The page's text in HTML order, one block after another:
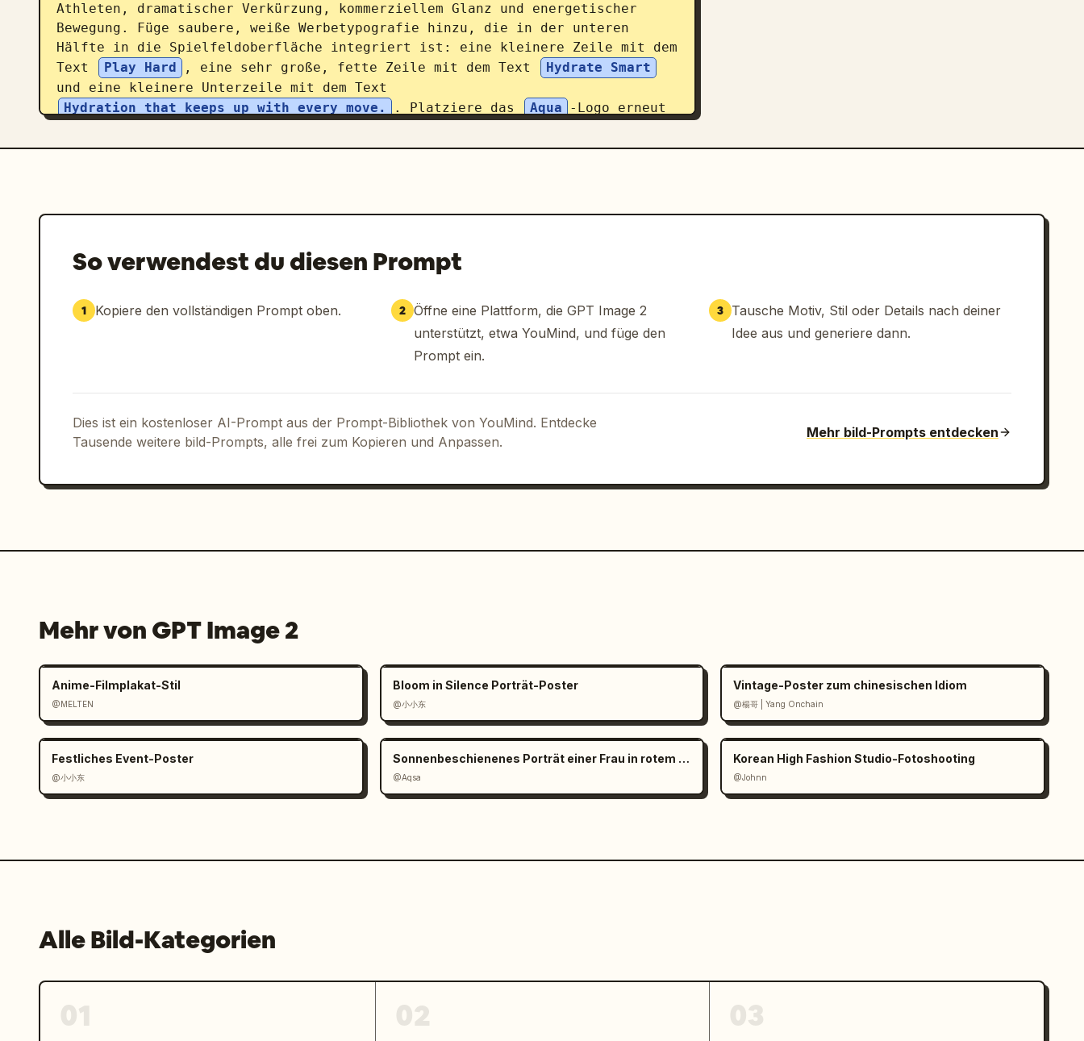
Athleten, dramatischer Verkürzung, kommerziellem Glanz und energetischer
Bewegung. Füge saubere, weiße Werbetypografie hinzu, die in der unteren
Hälfte in die Spielfeldoberfläche integriert ist: eine kleinere Zeile mit dem
Text
Play Hard , eine sehr große, fette Zeile mit dem Text
Hydrate Smart
und eine kleinere Unterzeile mit dem Text
Hydration that keeps up with every move.
. Platziere das Aqua
-Logo erneut
Text www.aqua.com .
So verwendest du diesen Prompt
1 Kopiere den vollständigen Prompt oben. 2 Öffne eine Plattform, die GPT Image 2
unterstützt, etwa YouMind, und füge den
Prompt ein.
3
Tausche Motiv, Stil oder Details nach deiner
Idee aus und generiere dann.
Dies ist ein kostenloser AI-Prompt aus der Prompt-Bibliothek von YouMind. Entdecke
Tausende weitere bild-Prompts, alle frei zum Kopieren und Anpassen.
Mehr bild-Prompts entdecken
Mehr von GPT Image 2
Anime-Filmplakat-Stil
@MELTEN
Bloom in Silence Porträt-Poster
@小小东
Vintage-Poster zum chinesischen Idiom
@楊哥 | Yang Onchain
Festliches Event-Poster
@小小东
Sonnenbeschienenes Porträt einer Frau in rotem Satin
@Aqsa
Korean High Fashion Studio-Fotoshooting
@Johnn
Alle Bild-Kategorien